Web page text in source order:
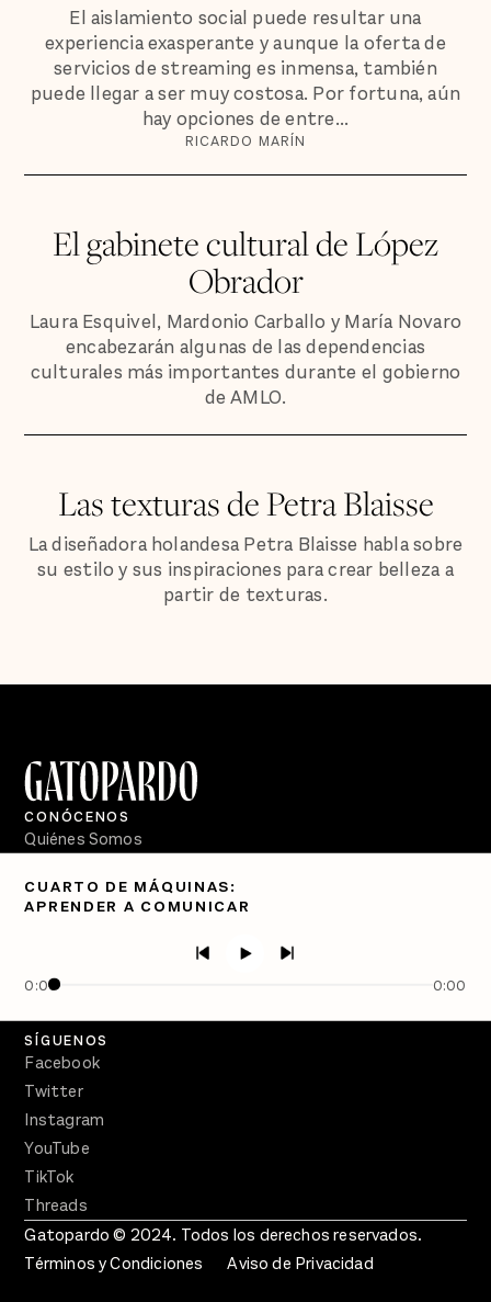
El aislamiento social puede resultar una
experiencia exasperante y aunque la oferta de
servicios de streaming es inmensa, también
puede llegar a ser muy costosa. Por fortuna, aún
hay opciones de entre...
RICARDO MARÍN
El gabinete cultural de López
Obrador
Laura Esquivel, Mardonio Carballo y María Novaro
encabezarán algunas de las dependencias
culturales más importantes durante el gobierno
de AMLO.
Las texturas de Petra Blaisse
La diseñadora holandesa Petra Blaisse habla sobre
su estilo y sus inspiraciones para crear belleza a
partir de texturas.
CUARTO DE MÁQUINAS:
APRENDER A COMUNICAR
0:00 0:00
CONÓCENOS
Quiénes Somos
PÓDCASTS
Crecer en Distopía
SÍGUENOS
Facebook
Twitter
Instagram
YouTube
TikTok
Threads
Gatopardo © 2024. Todos los derechos reservados.
Términos y Condiciones
Aviso de Privacidad